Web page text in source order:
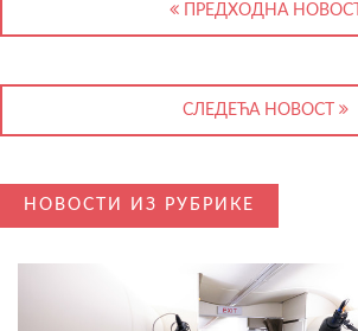
ПРЕДХОДНА НОВОСТ
СЛЕДЕЋА НОВОСТ
НОВОСТИ ИЗ РУБРИКЕ